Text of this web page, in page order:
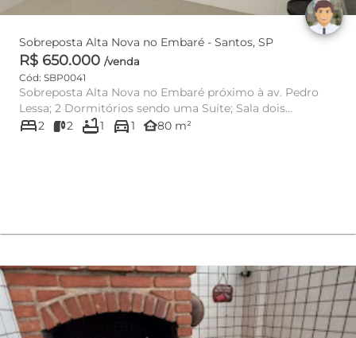
Sobreposta Alta Nova no Embaré - Santos, SP
R$ 650.000 /venda
Cód: SBP0041
Sobreposta Alta Nova no Embaré próximo à av. Pedro
Lessa; 2 Dormitórios sendo uma Suíte; Sala dois
ambientes; Varanda...
bed2 2 bathtub1 directions_car1 other_houses80 m²